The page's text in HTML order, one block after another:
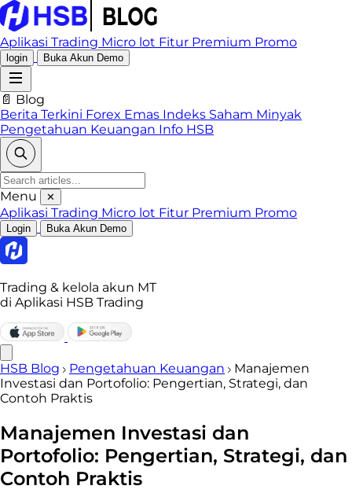
Aplikasi Trading Micro lot Fitur Premium Promo
login Buka Akun Demo
📄 Blog
Berita Terkini Forex Emas Indeks Saham Minyak
Pengetahuan Keuangan Info HSB
Menu ✕
Aplikasi Trading Micro lot Fitur Premium Promo
Login Buka Akun Demo
Trading & kelola akun MT
di Aplikasi HSB Trading
HSB Blog Pengetahuan Keuangan
Manajemen
Investasi dan Portofolio: Pengertian, Strategi, dan
Contoh Praktis
Manajemen Investasi dan
Portofolio: Pengertian, Strategi, dan
Contoh Praktis